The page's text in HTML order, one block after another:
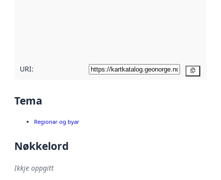
URI:
Tema
Regionar og byar
Nøkkelord
Ikkje oppgitt